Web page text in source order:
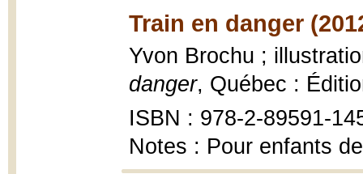
Train en danger
Yvon Brochu ;
danger, Québec :
ISBN : 978-2-89591-
Notes : Pour enfants